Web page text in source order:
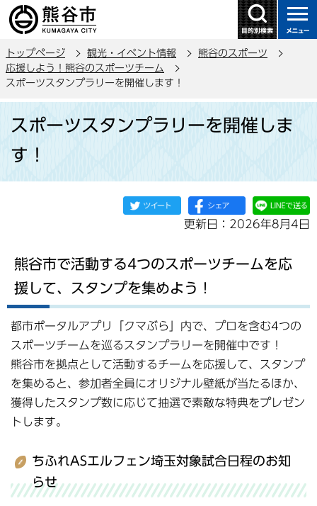
の
ー
ジ
トップページ 観光・イベント情報
熊谷のスポーツ
応援しよう！熊谷のスポーツチーム
スポーツスタンプラリーを開催します！
か
スポーツスタンプラリーを開催しま
す！
更新日：2026年8月4日
熊谷市で活動する4つのスポーツチームを応
援して、スタンプを集めよう！
都市ポータルアプリ「クマぶら」内で、プロを含む4つの
スポーツチームを巡るスタンプラリーを開催中です！
熊谷市を拠点として活動するチームを応援して、スタンプ
を集めると、参加者全員にオリジナル壁紙が当たるほか、
獲得したスタンプ数に応じて抽選で素敵な特典をプレゼン
トします。
ちふれASエルフェン埼玉対象試合日程のお知
らせ